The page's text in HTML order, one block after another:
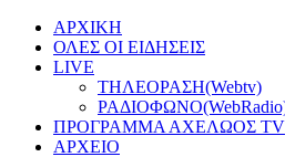
ΑΡΧΙΚΗ
ΟΛΕΣ ΟΙ ΕΙΔΗΣΕΙΣ
LIVE
ΤΗΛΕΟΡΑΣΗ(Webtv)
ΠΡΟΓΡΑΜΜΑ ΑΧΕΛΩΟΣ TV
ΑΡΧΕΙΟ